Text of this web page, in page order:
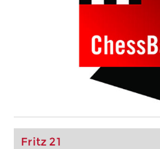
Fritz 21